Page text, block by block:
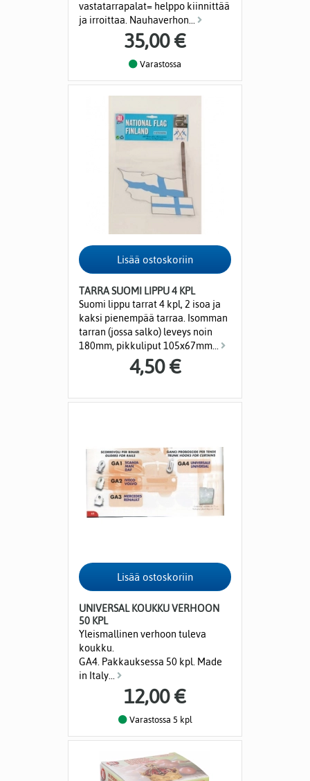
vastatarrapalat= helppo kiinnittää
ja irroittaa. Nauhaverhon...
35,00 €
Varastossa
TARRA SUOMI LIPPU 4 KPL
Suomi lippu tarrat 4 kpl, 2 isoa ja
kaksi pienempää tarraa. Isomman
tarran (jossa salko) leveys noin
180mm, pikkuliput 105x67mm...
4,50 €
UNIVERSAL KOUKKU VERHOON
50 KPL
Yleismallinen verhoon tuleva
koukku.
GA4. Pakkauksessa 50 kpl. Made
in Italy...
12,00 €
Varastossa 5 kpl